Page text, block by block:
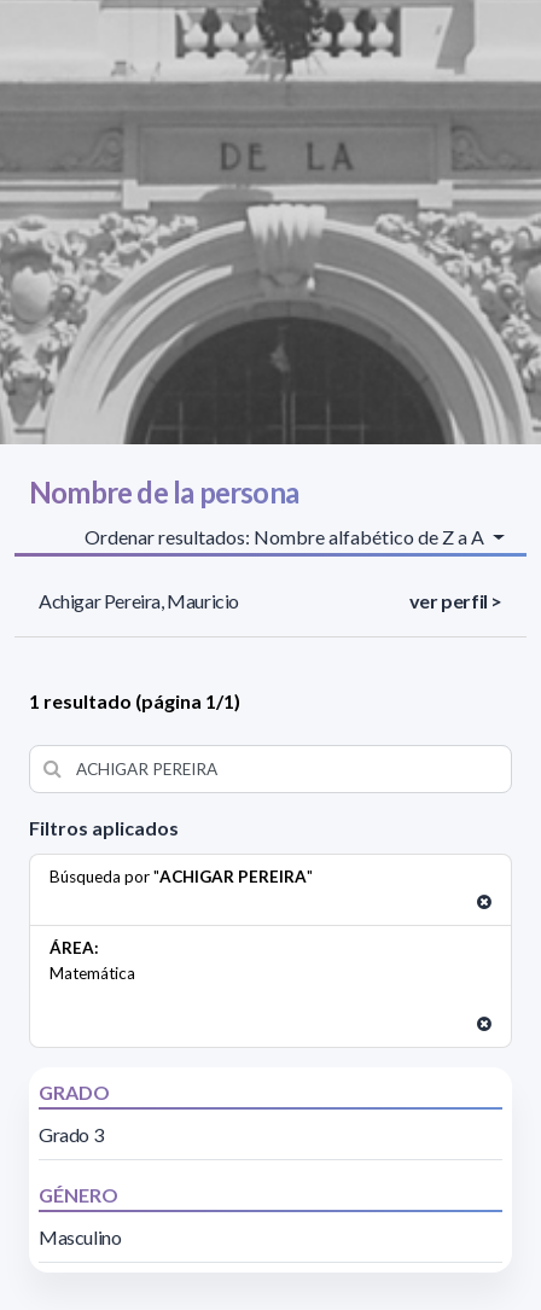
Filtros aplicados
Búsqueda por "ACHIGAR PEREIRA"
ÁREA:
Matemática
GRADO
Grado 3
GÉNERO
Masculino
Nombre de la persona
Ordenar resultados: Nombre alfabético de Z a A
Achigar Pereira, Mauricio ver perfil >
1 resultado (página 1/1)